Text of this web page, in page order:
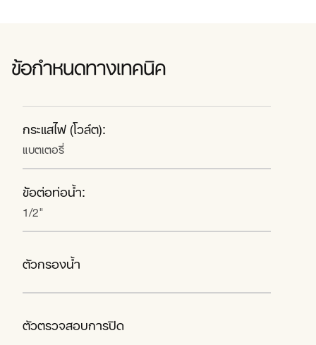
ข้อกำหนดทางเทคนิค
กระแสไฟ (โวล์ต):
แบตเตอรี่
ข้อต่อท่อน้ำ:
1/2"
ตัวกรองน้ำ
ตัวตรวจสอบการปิด